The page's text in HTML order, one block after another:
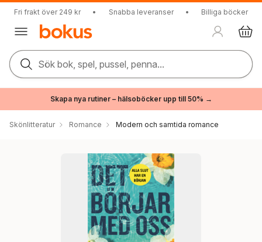
Fri frakt över 249 kr • Snabba leveranser • Billiga böcker
Sök bok, spel, pussel, penna...
Skapa nya rutiner – hälsoböcker upp till 50% →
Skönlitteratur Romance Modern och samtida romance